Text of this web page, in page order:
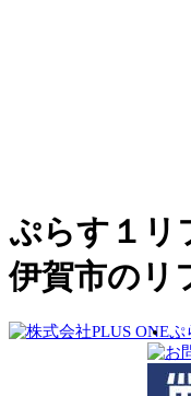
ぷらす１リ
伊賀市のリ
ぷ